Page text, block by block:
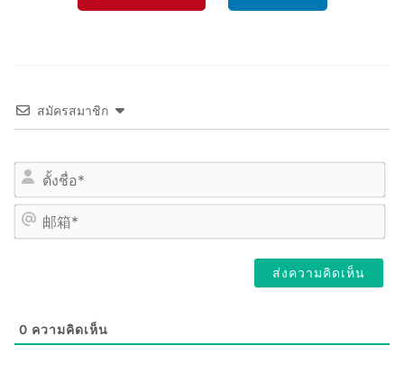
สมัครสมาชิก
姓
*
邮
*
0 ความคิดเห็น